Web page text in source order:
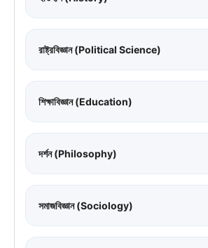
রাষ্ট্রবিজ্ঞান (Political Science)
শিক্ষাবিজ্ঞান (Education)
দর্শন (Philosophy)
সমাজবিজ্ঞান (Sociology)